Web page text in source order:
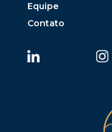
Equipe
Contato